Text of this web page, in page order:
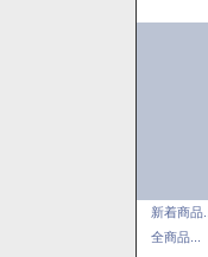
新着商品...
全商品...